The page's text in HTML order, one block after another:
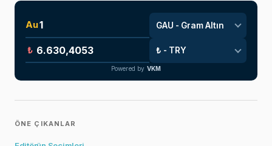
Au
₺
Powered by VKM
ÖNE ÇIKANLAR